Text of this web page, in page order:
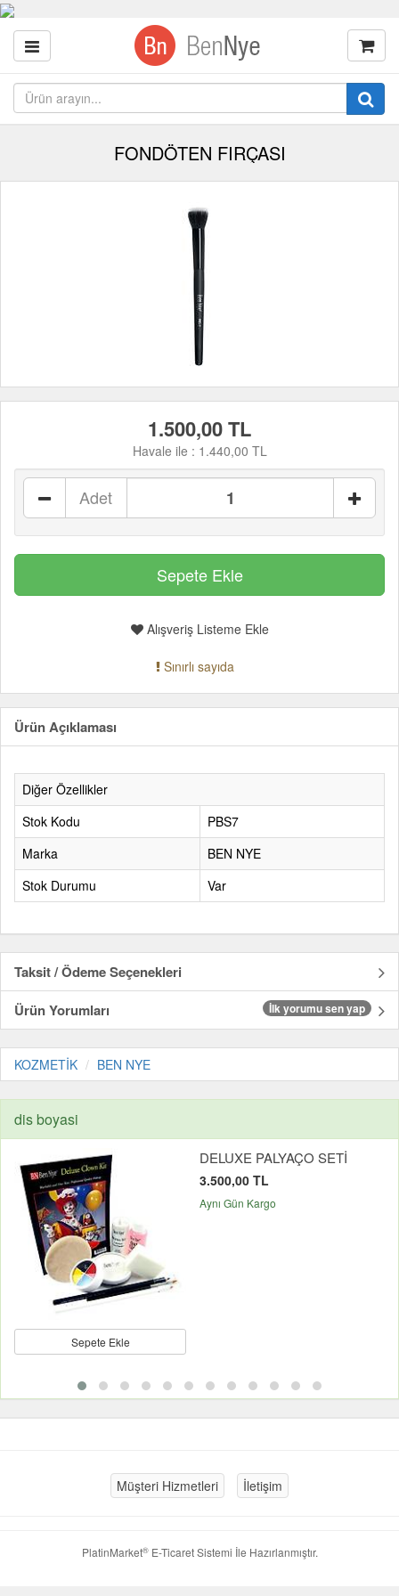
FONDÖTEN FIRÇASI
1.500,00 TL
Havale ile : 1.440,00 TL
Adet
Alışveriş Listeme Ekle
Sınırlı sayıda
Ürün Açıklaması
Diğer Özellikler
Stok Kodu
PBS7
Marka
BEN NYE
Stok Durumu
Var
Taksit / Ödeme Seçenekleri
Ürün Yorumları
İlk yorumu sen yap
KOZMETİK BEN NYE
dis boyasi
Sepete Ekle
DELUXE PALYAÇO SETİ
3.500,00 TL
Aynı Gün Kargo
Müşteri Hizmetleri İletişim
PlatinMarket®E-Ticaret Sistemi İle Hazırlanmıştır.